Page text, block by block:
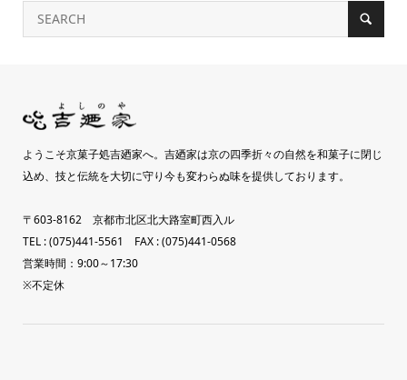
ようこそ京菓子処吉廼家へ。吉廼家は京の四季折々の自然を和菓子に閉じ
込め、技と伝統を大切に守り今も変わらぬ味を提供しております。
〒603-8162 京都市北区北大路室町西入ル
TEL : (075)441-5561 FAX : (075)441-0568
営業時間：9:00～17:30
※不定休